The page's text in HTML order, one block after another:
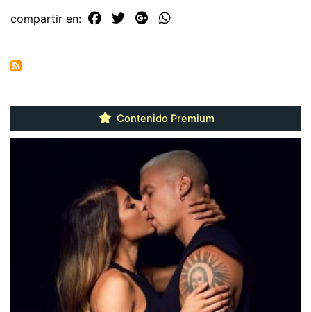
compartir en:
Contenido Premium